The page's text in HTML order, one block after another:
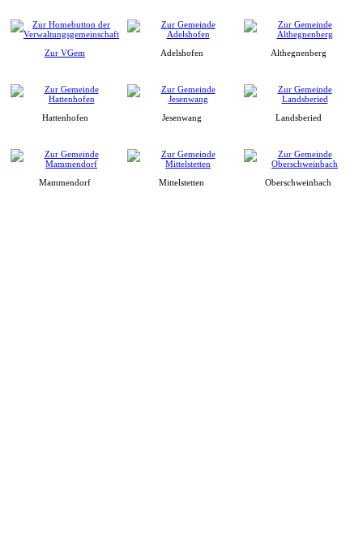
Zur VGem Adelshofen Althegnenberg
Hattenhofen Jesenwang Landsberied
Mammendorf Mittelstetten Oberschweinbach